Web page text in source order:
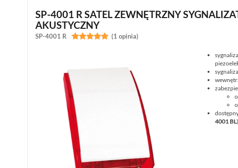
SP-4001 R SATEL ZEWNĘTRZNY
AKUSTYCZNY
SP-4001 R 
 (1 opinia)
4001 BL